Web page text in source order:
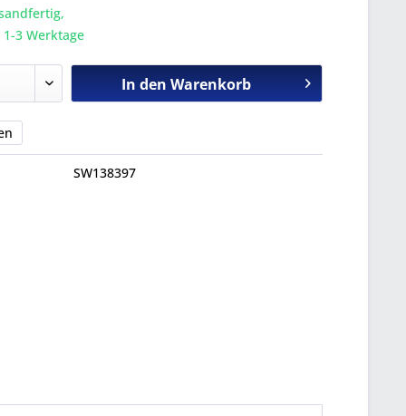
3 Werktage
In den Warenkorb
SW138397